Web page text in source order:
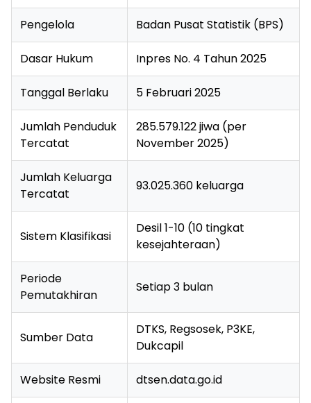
Pengelola Badan Pusat Statistik (BPS)
Dasar Hukum Inpres No. 4 Tahun 2025
Tanggal Berlaku 5 Februari 2025
Jumlah Penduduk
Tercatat
285.579.122 jiwa (per
November 2025)
Jumlah Keluarga
Tercatat
93.025.360 keluarga
Sistem Klasifikasi
Desil 1-10 (10 tingkat
kesejahteraan)
Periode
Pemutakhiran
Setiap 3 bulan
Sumber Data
DTKS, Regsosek, P3KE,
Dukcapil
Website Resmi dtsen.data.go.id